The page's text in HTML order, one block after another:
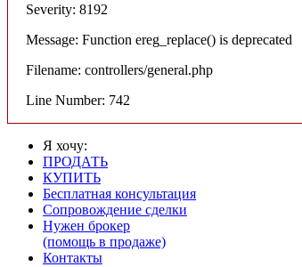
Severity: 8192
Message: Function ereg_replace() is deprecated
Filename: controllers/general.php
Line Number: 742
Я хочу:
ПРОДАТЬ
КУПИТЬ
Бесплатная консультация
Сопровождение сделки
Нужен брокер
(помощь в продаже)
Контакты